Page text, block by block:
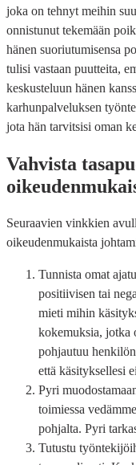
joka on tehnyt meihin
onnistunut tekemään
hänen suoriutumisensa
tulisi vastaan puutteita,
keskusteluun hänen
karhunpalveluksen
jota hän tarvitsisi oman
Vahvista
Seuraavien vinkkien
oikeudenmukaista
Tunnista omat
positiivisen tai
mieti mihin
kokemuksia, jotka
pohjautuu
että käsityksellesi
Pyri
toimiessa
pohjalta. Pyri
Tutustu